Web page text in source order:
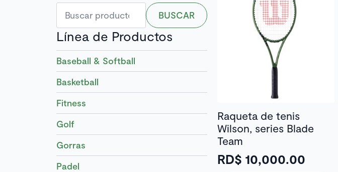
Buscar
por:
BUSCAR
Línea de Productos
Baseball & Softball
Basketball
Fitness
Golf
Gorras
Padel
Raqueta de tenis
Wilson, series Blade
Team
RD$ 10,000.00